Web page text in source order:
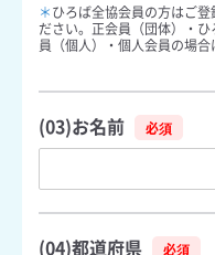
＊ひろば全協会員の方はご
ださい。正会員（団体）・
員（個人）・個人会員の場合
(03)お名前
(04)都道府県